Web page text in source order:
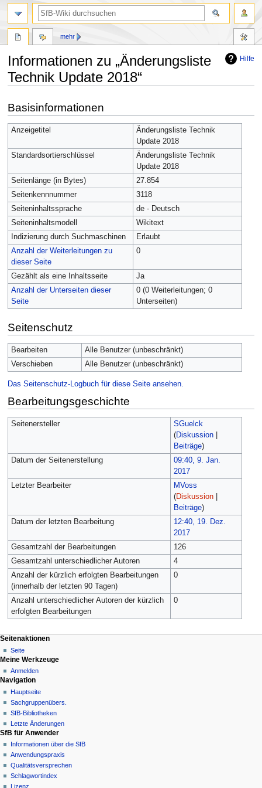
Hilfe
Informationen zu „Änderungsliste
Technik Update 2018“
Navigation
springen
Suche
springen
Basisinformationen
Anzeigetitel
Änderungsliste Technik
Update 2018
Standardsortierschlüssel
Änderungsliste Technik
Update 2018
Seitenlänge (in Bytes)
27.854
Seitenkennnummer
3118
Seiteninhaltssprache
de - Deutsch
Seiteninhaltsmodell
Wikitext
Indizierung durch Suchmaschinen
Erlaubt
Anzahl der Weiterleitungen zu
dieser Seite
0
Gezählt als eine Inhaltsseite
Ja
Anzahl der Unterseiten dieser
Seite
0 (0 Weiterleitungen; 0
Unterseiten)
Seitenschutz
Bearbeiten
Alle Benutzer (unbeschränkt)
Verschieben
Alle Benutzer (unbeschränkt)
Das Seitenschutz-Logbuch für diese Seite ansehen.
Bearbeitungsgeschichte
Seitenersteller
SGuelck
(Diskussion|
Beiträge)
Datum der Seitenerstellung
09:40, 9. Jan.
2017
Letzter Bearbeiter
MVoss
(Diskussion|
Beiträge)
Datum der letzten Bearbeitung
12:40, 19. Dez.
2017
Gesamtzahl der Bearbeitungen
126
Gesamtzahl unterschiedlicher Autoren
4
Anzahl der kürzlich erfolgten Bearbeitungen
(innerhalb der letzten 90 Tagen)
0
Anzahl unterschiedlicher Autoren der kürzlich
erfolgten Bearbeitungen
0
Seitenaktionen
Seite
mehr
Meine Werkzeuge
Anmelden
Navigation
Hauptseite
Sachgruppenübers.
SfB-Bibliotheken
Letzte Änderungen
SfB für Anwender
Informationen über die SfB
Anwendungspraxis
Qualitätsversprechen
Schlagwortindex
Lizenz